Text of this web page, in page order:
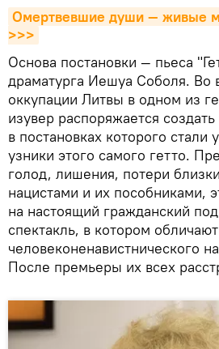
Омертвевшие души — живые
>>>
Основа постановки — пьеса
драматурга Иешуа Соболя. Во
оккупации Литвы в одном из
изувер распоряжается создать
в постановках которого стали
узники этого самого гетто.
голод, лишения, потери
нацистами и их пособниками,
на настоящий гражданский
спектакль, в котором
человеконенавистнического
После премьеры их всех